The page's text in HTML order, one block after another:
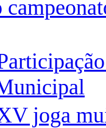
joga